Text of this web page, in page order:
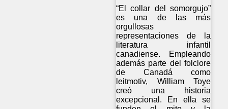
“El collar del somorgujo”
es una de las más
orgullosas
representaciones de la
literatura infantil
canadiense. Empleando
además parte del folclore
de Canadá como
leitmotiv, William Toye
creó una historia
excepcional. En ella se